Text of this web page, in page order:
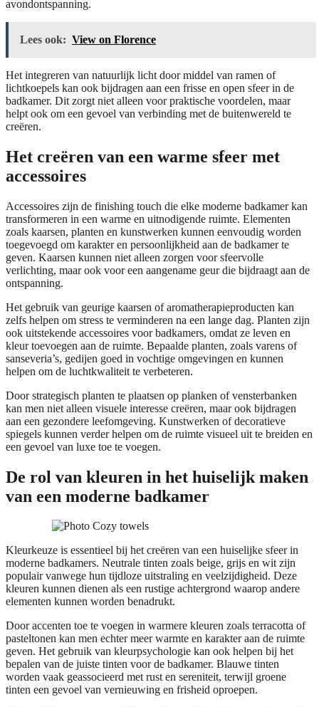
avondontspanning.
Lees ook: View on Florence
Het integreren van natuurlijk licht door middel van ramen of
lichtkoepels kan ook bijdragen aan een frisse en open sfeer in de
badkamer. Dit zorgt niet alleen voor praktische voordelen, maar
helpt ook om een gevoel van verbinding met de buitenwereld te
creëren.
Het creëren van een warme sfeer met
accessoires
Accessoires zijn de finishing touch die elke moderne badkamer kan
transformeren in een warme en uitnodigende ruimte. Elementen
zoals kaarsen, planten en kunstwerken kunnen eenvoudig worden
toegevoegd om karakter en persoonlijkheid aan de badkamer te
geven. Kaarsen kunnen niet alleen zorgen voor sfeervolle
verlichting, maar ook voor een aangename geur die bijdraagt aan de
ontspanning.
Het gebruik van geurige kaarsen of aromatherapieproducten kan
zelfs helpen om stress te verminderen na een lange dag. Planten zijn
ook uitstekende accessoires voor badkamers, omdat ze leven en
kleur toevoegen aan de ruimte. Bepaalde planten, zoals varens of
sanseveria’s, gedijen goed in vochtige omgevingen en kunnen
helpen om de luchtkwaliteit te verbeteren.
Door strategisch planten te plaatsen op planken of vensterbanken
kan men niet alleen visuele interesse creëren, maar ook bijdragen
aan een gezondere leefomgeving. Kunstwerken of decoratieve
spiegels kunnen verder helpen om de ruimte visueel uit te breiden en
een gevoel van luxe toe te voegen.
De rol van kleuren in het huiselijk maken
van een moderne badkamer
Kleurkeuze is essentieel bij het creëren van een huiselijke sfeer in
moderne badkamers. Neutrale tinten zoals beige, grijs en wit zijn
populair vanwege hun tijdloze uitstraling en veelzijdigheid. Deze
kleuren kunnen dienen als een rustige achtergrond waarop andere
elementen kunnen worden benadrukt.
Door accenten toe te voegen in warmere kleuren zoals terracotta of
pasteltonen kan men echter meer warmte en karakter aan de ruimte
geven. Het gebruik van kleurpsychologie kan ook helpen bij het
bepalen van de juiste tinten voor de badkamer. Blauwe tinten
worden vaak geassocieerd met rust en sereniteit, terwijl groene
tinten een gevoel van vernieuwing en frisheid oproepen.